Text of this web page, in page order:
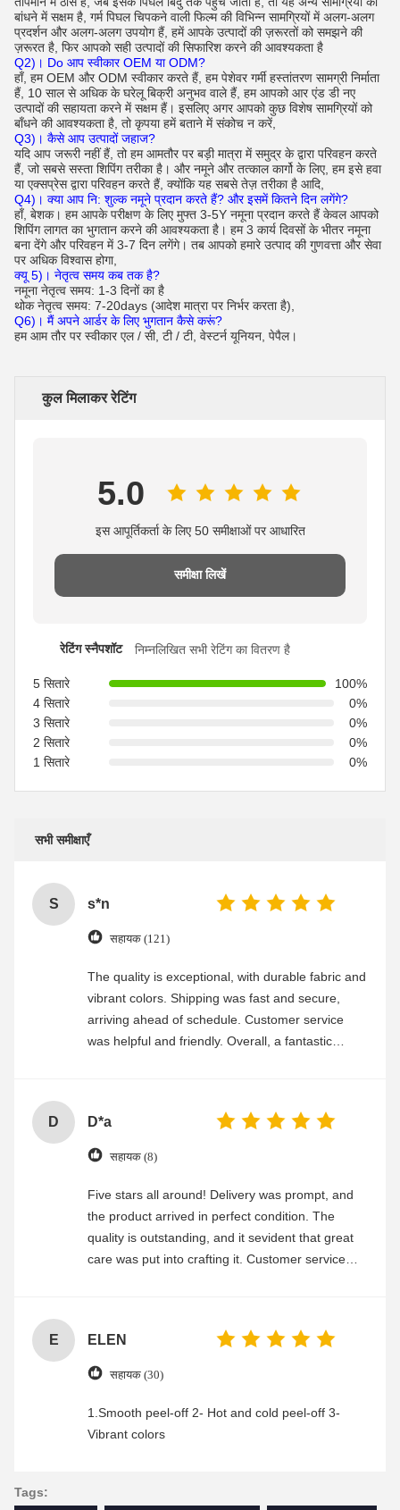
बांधने में सक्षम है, गर्म पिघल चिपकने वाली फिल्म की विभिन्न सामग्रियों में अलग-अलग
प्रदर्शन और अलग-अलग उपयोग हैं, हमें आपके उत्पादों की ज़रूरतों को समझने की
ज़रूरत है, फिर आपको सही उत्पादों की सिफारिश करने की आवश्यकता है
Q2)। Do आप स्वीकार OEM या ODM?
हाँ, हम OEM और ODM स्वीकार करते हैं, हम पेशेवर गर्मी हस्तांतरण सामग्री निर्माता
हैं, 10 साल से अधिक के घरेलू बिक्री अनुभव वाले हैं, हम आपको आर एंड डी नए
उत्पादों की सहायता करने में सक्षम हैं। इसलिए अगर आपको कुछ विशेष सामग्रियों को
बाँधने की आवश्यकता है, तो कृपया हमें बताने में संकोच न करें,
Q3)। कैसे आप उत्पादों जहाज?
यदि आप जरूरी नहीं हैं, तो हम आमतौर पर बड़ी मात्रा में समुद्र के द्वारा परिवहन करते
हैं, जो सबसे सस्ता शिपिंग तरीका है। और नमूने और तत्काल कार्गो के लिए, हम इसे हवा
या एक्सप्रेस द्वारा परिवहन करते हैं, क्योंकि यह सबसे तेज़ तरीका है आदि,
Q4)। क्या आप नि: शुल्क नमूने प्रदान करते हैं? और इसमें कितने दिन लगेंगे?
हाँ, बेशक। हम आपके परीक्षण के लिए मुफ्त 3-5Y नमूना प्रदान करते हैं केवल आपको
शिपिंग लागत का भुगतान करने की आवश्यकता है। हम 3 कार्य दिवसों के भीतर नमूना
बना देंगे और परिवहन में 3-7 दिन लगेंगे। तब आपको हमारे उत्पाद की गुणवत्ता और सेवा
पर अधिक विश्वास होगा,
क्यू 5)। नेतृत्व समय कब तक है?
नमूना नेतृत्व समय: 1-3 दिनों का है
थोक नेतृत्व समय: 7-20days (आदेश मात्रा पर निर्भर करता है),
Q6)। मैं अपने आर्डर के लिए भुगतान कैसे करूं?
हम आम तौर पर स्वीकार एल / सी, टी / टी, वेस्टर्न यूनियन, पेपैल।
कुल मिलाकर रेटिंग
5.0
इस आपूर्तिकर्ता के लिए 50 समीक्षाओं पर आधारित
समीक्षा लिखें
रेटिंग स्नैपशॉट निम्नलिखित सभी रेटिंग का वितरण है
5 सितारे
100%
4 सितारे
0%
3 सितारे
0%
2 सितारे
0%
1 सितारे
0%
सभी समीक्षाएँ
S s*n
सहायक (121)
The quality is exceptional, with durable fabric and
vibrant colors. Shipping was fast and secure,
arriving ahead of schedule. Customer service
was helpful and friendly. Overall, a fantastic
D D*a
सहायक (8)
Five stars all around! Delivery was prompt, and
the product arrived in perfect condition. The
quality is outstanding, and it sevident that great
care was put into crafting it. Customer service
E ELEN
सहायक (30)
1.Smooth peel-off 2- Hot and cold peel-off 3-
Vibrant colors
Tags: